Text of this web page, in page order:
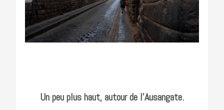
Un peu plus haut, autour de l’Ausangate.